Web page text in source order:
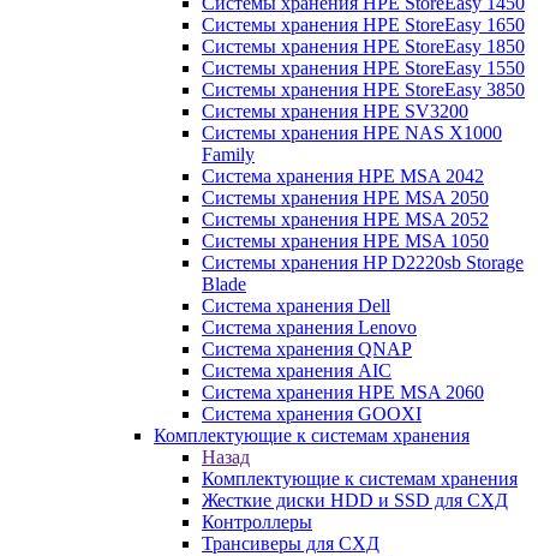
Системы хранения HPE StoreEasy 1650
Системы хранения HPE StoreEasy 1850
Системы хранения HPE StoreEasy 1550
Системы хранения HPE StoreEasy 3850
Системы хранения HPE SV3200
Системы хранения HPE NAS X1000
Family
Система хранения HPE MSA 2042
Системы хранения HPE MSA 2050
Системы хранения HPE MSA 2052
Системы хранения HPE MSA 1050
Системы хранения HP D2220sb Storage
Blade
Система хранения Dell
Система хранения Lenovo
Система хранения QNAP
Система хранения AIC
Система хранения HPE MSA 2060
Система хранения GOOXI
Комплектующие к системам хранения
Назад
Комплектующие к системам хранения
Жесткие диски HDD и SSD для СХД
Контроллеры
Трансиверы для СХД